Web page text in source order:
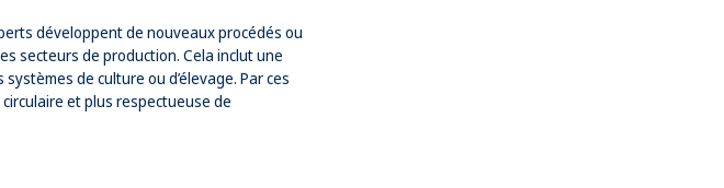
développent de nouveaux procédés ou
secteurs de production. Cela inclut une
de culture ou d’élevage. Par ces
et plus respectueuse de